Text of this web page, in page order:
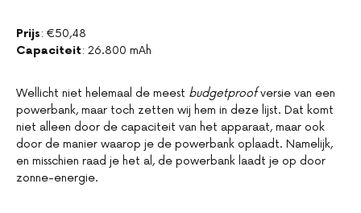
Prijs: €50,48
Capaciteit: 26.800 mAh
Wellicht niet helemaal de meest budgetproofversie van een
powerbank, maar toch zetten wij hem in deze lijst. Dat komt
niet alleen door de capaciteit van het apparaat, maar ook
door de manier waarop je de powerbank oplaadt. Namelijk,
en misschien raad je het al, de powerbank laadt je op door
zonne-energie.